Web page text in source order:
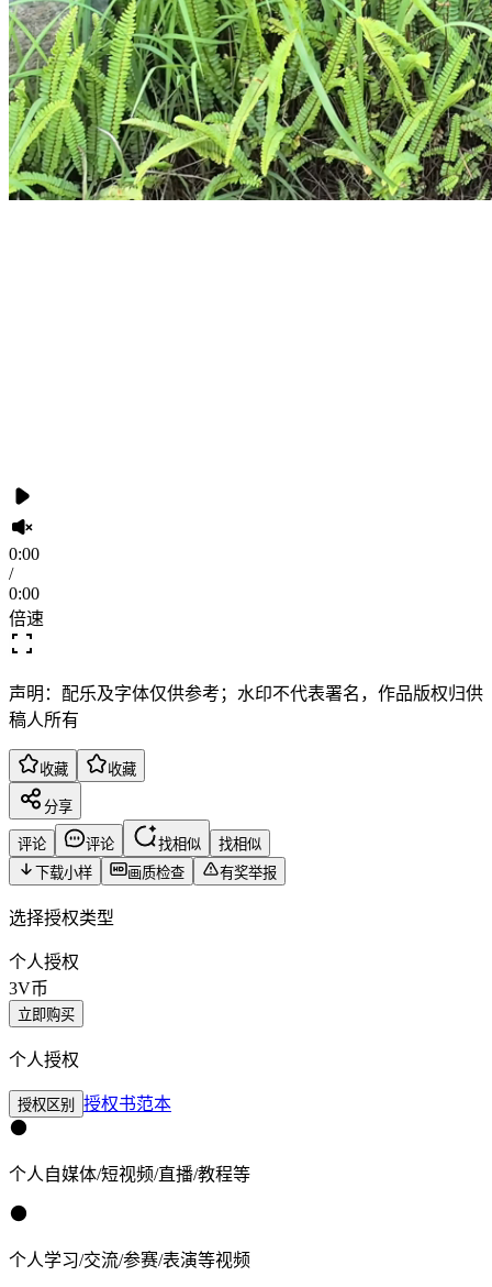
0:00
/
0:00
倍速
声明：配乐及字体仅供参考；水印不代表署名，作品版权归供
稿人所有
收藏 收藏
分享
评论 评论 找相似
找相似
下载小样
画质检查 有奖举报
选择授权类型
个人授权
3V币
立即购买
个人授权
授权区别 授权书范本
个人自媒体/短视频/直播/教程等
个人学习/交流/参赛/表演等视频